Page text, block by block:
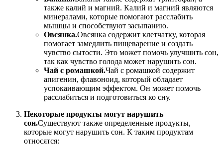
также калий и магний. Калий и магний являются
минералами, которые помогают расслабить
мышцы и способствуют засыпанию.
Овсянка.Овсянка содержит клетчатку, которая
помогает замедлить пищеварение и создать
чувство сытости. Это может помочь улучшить сон,
так как чувство голода может нарушить сон.
Чай с ромашкой.Чай с ромашкой содержит
апигенин, флавоноид, который обладает
успокаивающим эффектом. Он может помочь
расслабиться и подготовиться ко сну.
Некоторые продукты могут нарушить
сон.Существуют также определенные продукты,
которые могут нарушить сон. К таким продуктам
относятся: